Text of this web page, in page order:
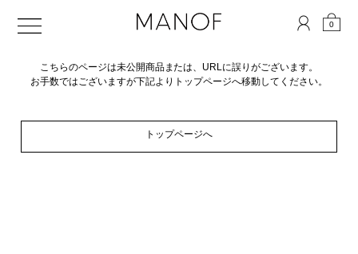
0
こちらのページは未公開商品または、URLに誤りがございます。
お手数ではございますが下記よりトップページへ移動してください。
トップページへ